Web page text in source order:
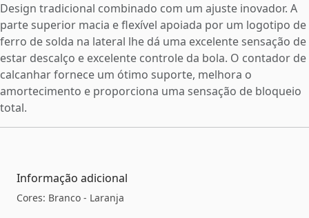
Design tradicional combinado com um ajuste inovador. A
parte superior macia e flexível apoiada por um logotipo de
ferro de solda na lateral lhe dá uma excelente sensação de
estar descalço e excelente controle da bola. O contador de
calcanhar fornece um ótimo suporte, melhora o
amortecimento e proporciona uma sensação de bloqueio
total.
Informação adicional
Cores: Branco - Laranja